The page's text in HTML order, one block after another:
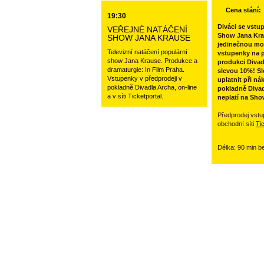
19:30
VEŘEJNÉ NATÁČENÍ
SHOW JANA KRAUSE
Televizní natáčení populární
show Jana Krause. Produkce a
dramaturgie: In Film Praha.
Vstupenky v předprodeji v
pokladně Divadla Archa, on-line
a v síti Ticketportal.
Cena stání:
Diváci se
Show Jana
jedinečnou
vstupenky na
produkci
slevou 10%!
uplatnit při
pokladně
neplatí na
Předprodej
obchodní síti
Délka: 90 min